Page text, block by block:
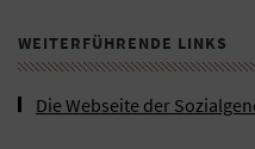
WEITERFÜHRENDE LINKS
Die Webseite der